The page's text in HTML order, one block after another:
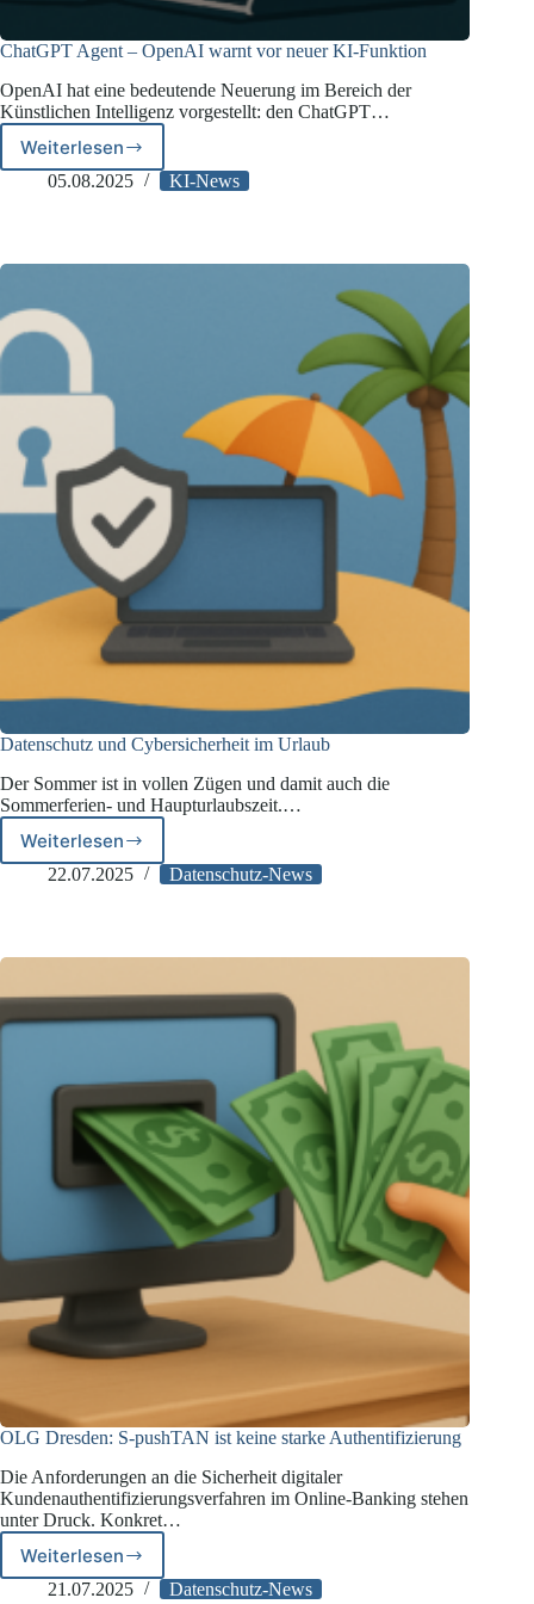
ChatGPT Agent – OpenAI warnt vor neuer KI-Funktion
OpenAI hat eine bedeutende Neuerung im Bereich der
Künstlichen Intelligenz vorgestellt: den ChatGPT…
Weiterlesen
ChatGPT
Agent
vor
Funktion
05.08.2025 KI-News
Datenschutz und Cybersicherheit im Urlaub
Der Sommer ist in vollen Zügen und damit auch die
Sommerferien- und Haupturlaubszeit.…
WeiterlesenDatenschutz
und
22.07.2025 Datenschutz-News
OLG Dresden: S-pushTAN ist keine starke Authentifizierung
Die Anforderungen an die Sicherheit digitaler
Kundenauthentifizierungsverfahren im Online-Banking stehen
unter Druck. Konkret…
Weiterlesen
OLG
Dresden:
21.07.2025 Datenschutz-News